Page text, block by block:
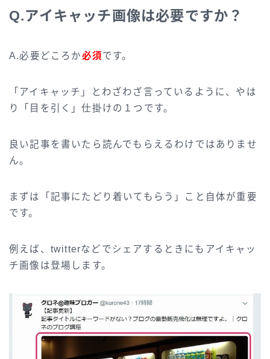
Q.アイキャッチ画像は必要ですか？
A.必要どころか必須です。
「アイキャッチ」とわざわざ言っているように、やは
り「目を引く」仕掛けの１つです。
良い記事を書いたら読んでもらえるわけではありませ
ん。
まずは「記事にたどり着いてもらう」こと自体が重要
です。
例えば、twitterなどでシェアするときにもアイキャッ
チ画像は登場します。